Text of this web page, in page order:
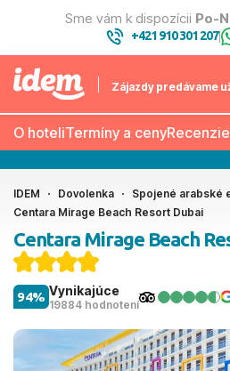
Sme vám k dispozícii Po-
+421 910 301 207|
Zájazdy predávame
O hoteliTermíny a cenyRecenzie
IDEM Dovolenka Spojené arabské
Centara Mirage Beach Resort Dubai
Centara Mirage Beach
Vynikajúce
19884 hodnotení
94%